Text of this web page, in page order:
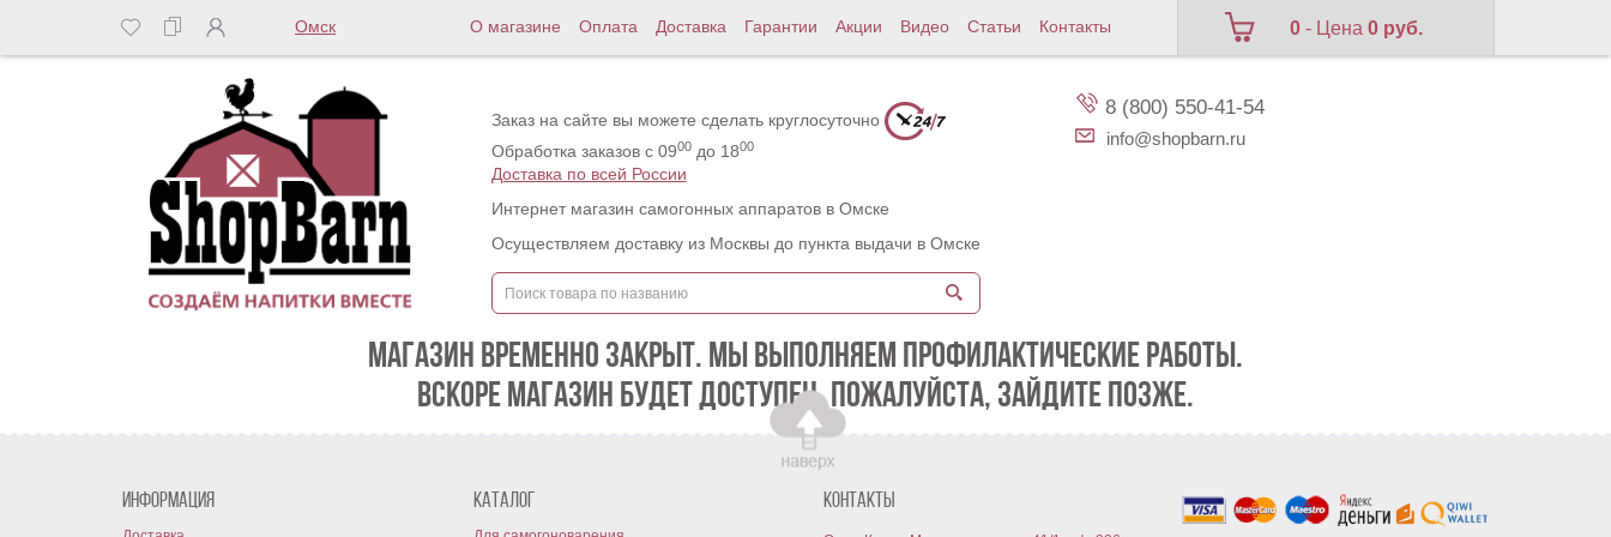
Омск О магазине Оплата Доставка Гарантии Акции Видео Статьи Контакты 0 - Цена0 руб.
Заказ на сайте вы можете сделать круглосуточно
Обработка заказов с 0900до 1800
Доставка по всей России
Интернет магазин самогонных аппаратов в Омске
Осуществляем доставку из Москвы до пункта выдачи в Омске
8 (800) 550-41-54
info@shopbarn.ru
МАГАЗИН ВРЕМЕННО ЗАКРЫТ. МЫ ВЫПОЛНЯЕМ ПРОФИЛАКТИЧЕСКИЕ РАБОТЫ.
ВСКОРЕ МАГАЗИН БУДЕТ ДОСТУПЕН. ПОЖАЛУЙСТА, ЗАЙДИТЕ ПОЗЖЕ.
Информация Каталог Контакты